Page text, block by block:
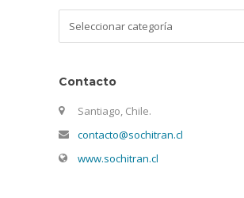
Contacto
Santiago, Chile.
contacto@sochitran.cl
www.sochitran.cl